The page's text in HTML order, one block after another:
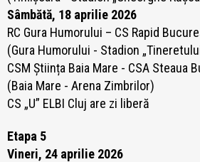
Sâmbătă, 18 aprilie 2026
RC Gura Humorului – CS Rapid
(Gura Humorului - Stadion
CSM Știința Baia Mare - CSA Steaua
(Baia Mare - Arena Zimbrilor)
CS „U” ELBI Cluj are zi liberă
Etapa 5
Vineri, 24 aprilie 2026